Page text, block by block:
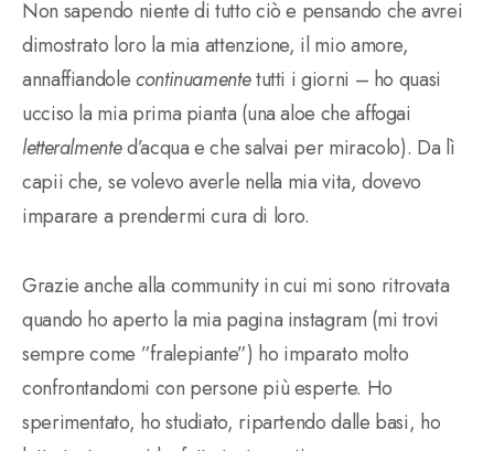
Non sapendo niente di tutto ciò e pensando che avrei
dimostrato loro la mia attenzione, il mio amore,
annaffiandolecontinuamentetutti i giorni – ho quasi
ucciso la mia prima pianta (una aloe che affogai
letteralmented’acqua e che salvai per miracolo). Da lì
capii che, se volevo averle nella mia vita, dovevo
imparare a prendermi cura di loro.
Grazie anche alla community in cui mi sono ritrovata
quando ho aperto la mia pagina instagram (mi trovi
sempre come ”fralepiante”) ho imparato molto
confrontandomi con persone più esperte. Ho
sperimentato, ho studiato, ripartendo dalle basi, ho